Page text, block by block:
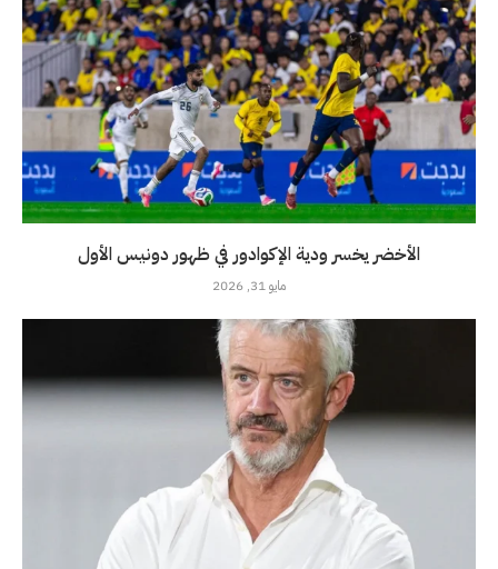
الأخضر يخسر ودية الإكوادور في ظهور دونيس الأول
مايو 31, 2026